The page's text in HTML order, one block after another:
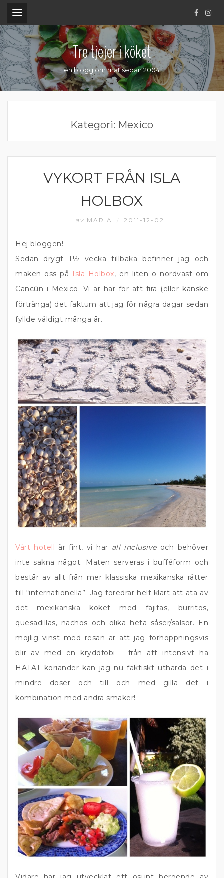
.
Tre tjejer i köket
en blogg om mat sedan 2004
Kategori: Mexico
MEXICOVYKORT FRÅN ISLA
HOLBOX
av MARIA 2011-12-02
Hej bloggen!
Sedan drygt 1½ vecka tillbaka befinner jag och
maken oss på Isla Holbox, en liten ö nordväst om
Cancún i Mexico. Vi är här för att fira (eller kanske
förtränga) det faktum att jag för några dagar sedan
fyllde väldigt många år.
Vårt hotell är fint, vi har all inclusiveoch behöver
inte sakna något. Maten serveras i bufféform och
består av allt från mer klassiska mexikanska rätter
till “internationella”. Jag föredrar helt klart att äta av
det mexikanska köket med fajitas, burritos,
quesadillas, nachos och olika heta såser/salsor. En
möjlig vinst med resan är att jag förhoppningsvis
blir av med en kryddfobi – från att intensivt ha
HATAT koriander kan jag nu faktiskt uthärda det i
mindre doser och till och med gilla det i
kombination med andra smaker!